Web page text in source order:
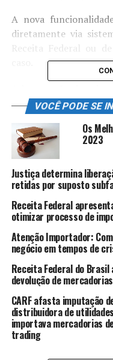
A nova
diretamente via
Receita Federal ou
Trânsito, que
documentos
dossiê contendo a
A orientação dada
Trânsito Aduaneiro
especialmente nos
Recepção de DT,
todos.
A publicação da
traz adequações ao
regulamenta o
compatibilizando-a
Fonte:Receita Federal
Notícia comentada
VOCÊ PODE SE
Os
2023
Justiça determina
retidas por suposto
Receita Federal
otimizar processo de
Atenção Importador:
negócio em tempos de
Receita Federal do
devolução de
CARF afasta imputação
distribuidora de
importava mercadorias
trading